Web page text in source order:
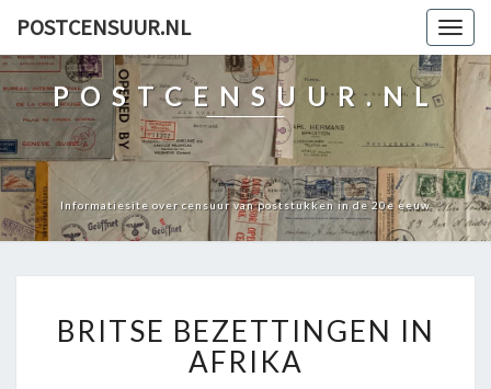
POSTCENSUUR.NL
POSTCENSUUR.NL
Informatiesite over censuur van poststukken in de 20e eeuw
BEZETTINGEN
IN
AFRIKA
BRITSE BEZETTINGEN IN
AFRIKA